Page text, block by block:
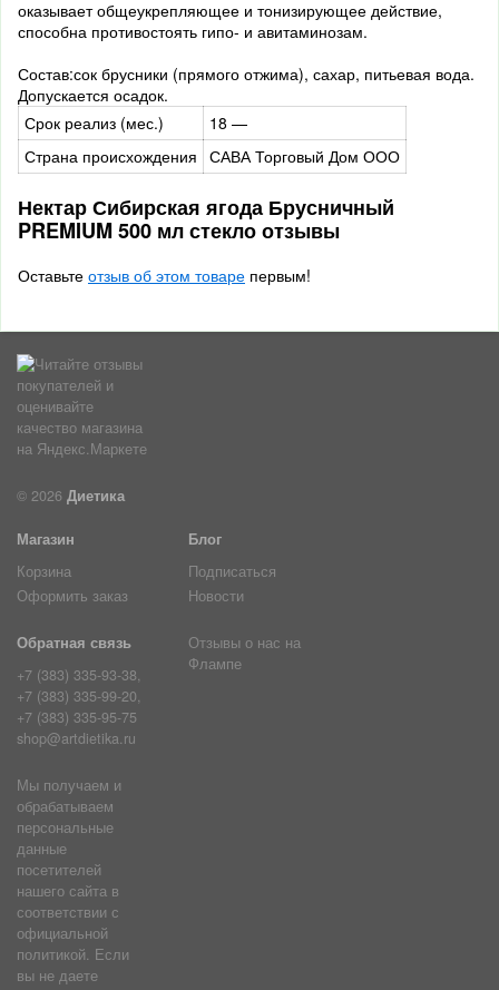
оказывает общеукрепляющее и тонизирующее действие,
способна противостоять гипо- и авитаминозам.
Состав:сок брусники (прямого отжима), сахар, питьевая вода.
Допускается осадок.
Срок реализ (мес.)
18 —
Страна происхождения САВА Торговый Дом ООО
Нектар Сибирская ягода Брусничный
PREMIUM 500 мл стекло отзывы
Оставьте отзыв об этом товаре первым!
© 2026 Диетика
Магазин
Корзина
Оформить заказ
Блог
Подписаться
Новости
Обратная связь
+7 (383) 335-93-38,
+7 (383) 335-99-20,
+7 (383) 335-95-75
shop@artdietika.ru
Отзывы о нас на
Флампе
Мы получаем и
обрабатываем
персональные
данные
посетителей
нашего сайта в
соответствии с
официальной
политикой. Если
вы не даете